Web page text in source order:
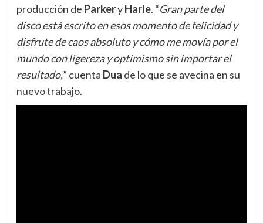
producción de ParkeryHarle. “Gran parte del
disco está escrito en esos momento de felicidad y
disfrute de caos absoluto y cómo me movía por el
mundo con ligereza y optimismo sin importar el
resultado,” cuenta Dua de lo que se avecina en su
nuevo trabajo.